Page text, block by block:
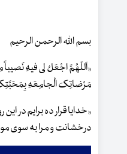
بسم الله الرحمن الرحیم
«اَللّهُمَّ اجْعَلْ لی فیهِ
مَرْضاتِکَ الْجامِعَهِ بِمَحَبَّتِکَ
«خدایا قرار ده برایم در
درخشانت و مرا به ‌سوی